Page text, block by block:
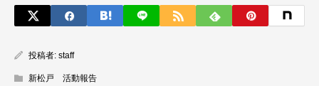
投稿者: staff
新松戸 活動報告